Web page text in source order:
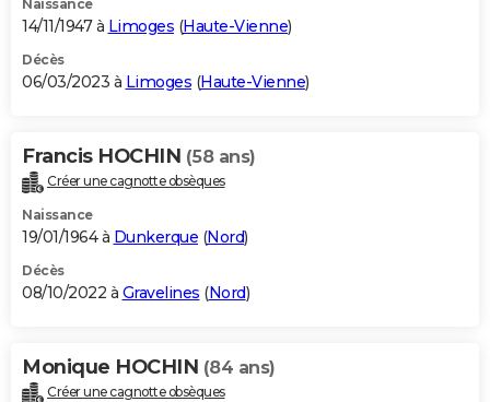
Naissance
14/11/1947 à Limoges (Haute-Vienne)
Décès
06/03/2023 à Limoges (Haute-Vienne)
Francis HOCHIN (58 ans)
Créer une cagnotte obsèques
Naissance
19/01/1964 à Dunkerque (Nord)
Décès
08/10/2022 à Gravelines (Nord)
Monique HOCHIN (84 ans)
Créer une cagnotte obsèques